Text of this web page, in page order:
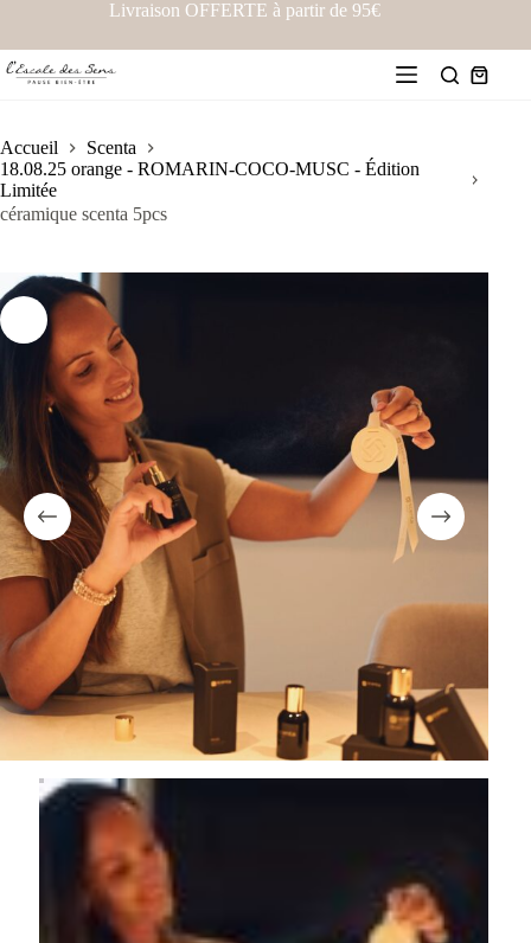
Livraison OFFERTE à partir de 95€
Accueil
Scenta
18.08.25 orange - ROMARIN-COCO-MUSC - Édition
Limitée
céramique scenta 5pcs